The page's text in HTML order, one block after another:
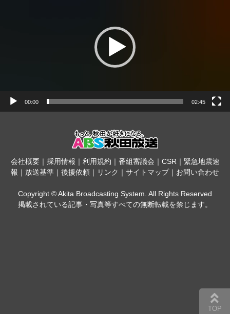
00:00 02:45
会社概要｜ 採用情報 ｜ 利用規約 ｜ 番組審議会 ｜ CSR｜ 緊急地震速
報 ｜ 放送基準 ｜ 後援依頼 ｜ リンク ｜ サイトマップ｜ お問い合わせ
Copyright © Akita Broadcasting System. All Rights Reserved
掲載されている記事・写真等すべての無断転載を禁じます。